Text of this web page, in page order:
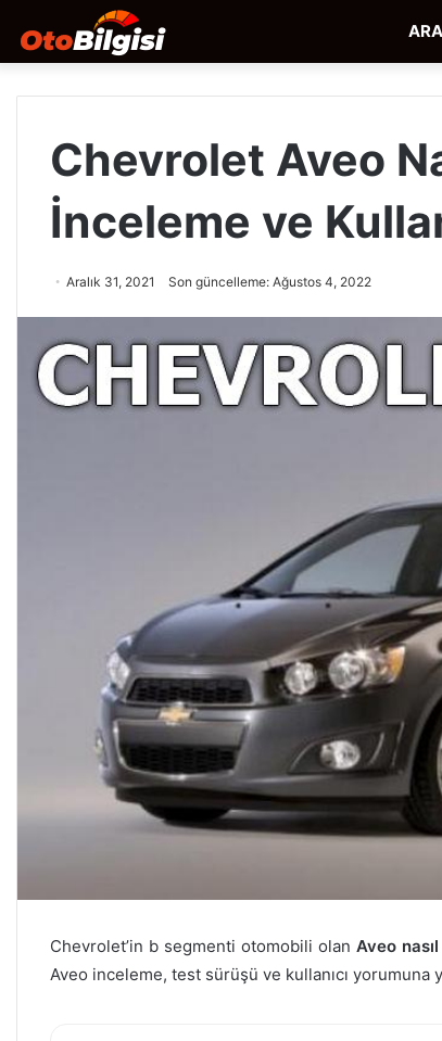
Chevrolet Aveo
İnceleme ve
Aralık 31, 2021 Son güncelleme: Ağustos 4, 2022
Chevrolet’in b segmenti otomobili olan Aveo
Aveo inceleme, test sürüşü ve kullanıcı yorumuna